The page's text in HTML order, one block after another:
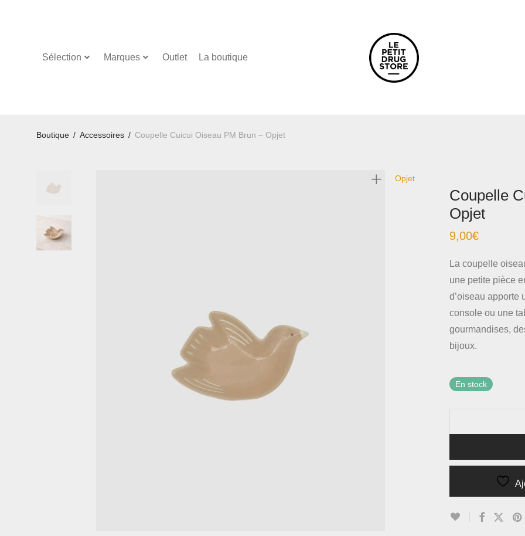
Sélection Marques Outlet La boutique
Boutique / Accessoires / Coupelle Cuicui Oiseau PM Brun – Opjet
Opjet
Coupelle
Opjet
9,00€
La coupelle
une petite pièce
d’oiseau apporte
console ou une
gourmandises,
bijoux.
En stock